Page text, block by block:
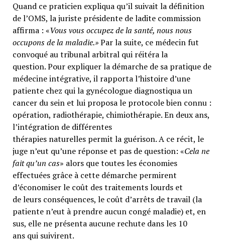
Quand ce praticien expliqua qu’il suivait la définition
de l’OMS, la juriste présidente de ladite commission
affirma : «Vous vous occupez de la santé, nous nous
occupons de la maladie.»Par la suite, ce médecin fut
convoqué au tribunal arbitral qui réitéra la
question. Pour expliquer la démarche de sa pratique de
médecine intégrative, il rapporta l’histoire d’une
patiente chez qui la gynécologue diagnostiqua un
cancer du sein et lui proposa le protocole bien connu :
opération, radiothérapie, chimiothérapie. En deux ans,
l’intégration de différentes
thérapies naturelles permit la guérison. A ce récit, le
juge n’eut qu’une réponse et pas de question: «Cela ne
fait qu’un cas» alors que toutes les économies
effectuées grâce à cette démarche permirent
d’économiser le coût des traitements lourds et
de leurs conséquences, le coût d’arrêts de travail (la
patiente n’eut à prendre aucun congé maladie) et, en
sus, elle ne présenta aucune rechute dans les 10
ans qui suivirent.